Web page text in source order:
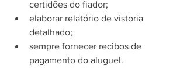
certidões do fiador;
elaborar relatório de vistoria
detalhado;
sempre fornecer recibos de
pagamento do aluguel.